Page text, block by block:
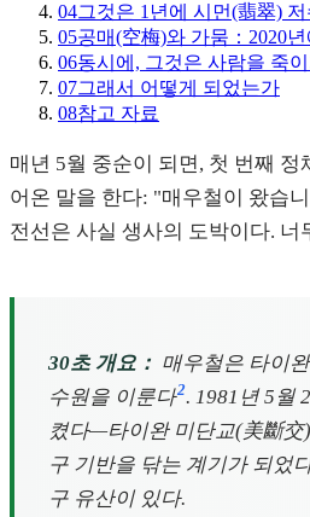
04그것은 1년에 시먼(翡翠)
05공매(空梅)와 가뭄：2020
06동시에, 그것은 사람을 죽
07그래서 어떻게 되었는가
08참고 자료
매년 5월 중순이 되면, 첫 번째
어온 말을 한다: "매우철이 왔습
전선은 사실 생사의 도박이다.
30초 개요： 매우철은 타이
수원을 이룬다2. 1981년 5월
켰다—타이완 미단교(美斷交
구 기반을 닦는 계기가 되었
구 유산이 있다.